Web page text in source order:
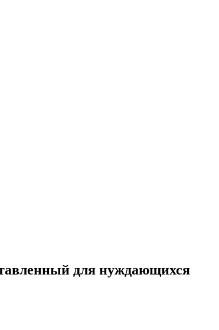
для нуждающихся